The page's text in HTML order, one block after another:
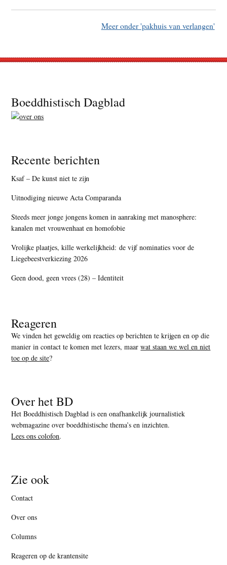
Meer onder 'pakhuis van verlangen'
Footer
Boeddhistisch Dagblad
Recente berichten
Ksaf – De kunst niet te zijn
Uitnodiging nieuwe Acta Comparanda
Steeds meer jonge jongens komen in aanraking met manosphere:
kanalen met vrouwenhaat en homofobie
Vrolijke plaatjes, kille werkelijkheid: de vijf nominaties voor de
Liegebeestverkiezing 2026
Geen dood, geen vrees (28) – Identiteit
Reageren
We vinden het geweldig om reacties op berichten te krijgen en op die
manier in contact te komen met lezers, maarwat staan we wel en niet
toe op de site?
Over het BD
Het Boeddhistisch Dagblad is een onafhankelijk journalistiek
webmagazine over boeddhistische thema’s en inzichten.
Lees ons colofon.
Zie ook
Contact
Over ons
Columns
Reageren op de krantensite